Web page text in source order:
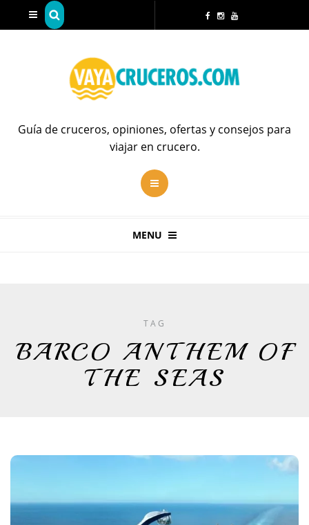
Guía de cruceros, opiniones, ofertas y consejos para
viajar en crucero.
MENU
TAG
BARCO ANTHEM OF
THE SEAS